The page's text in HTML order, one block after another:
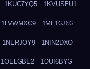
1KUC7YQ5 1KVUSEU1
1LVWMXC9 1MF16JX6
1NERJOY9 1NIN2DXO
1OELGBE2 1OUI6BYG